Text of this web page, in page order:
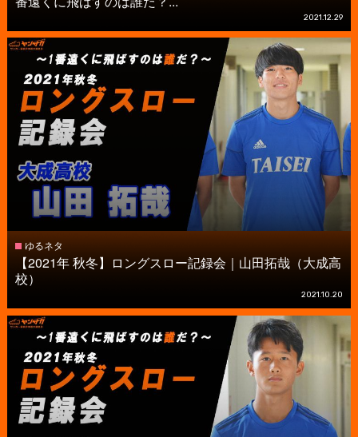
2021.12.29
ゆるネタ
【2021年 秋冬】ロングスロー記録会｜山田拓哉（大成高
校）
2021.10.20